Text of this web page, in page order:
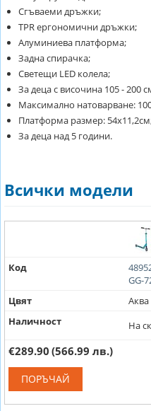
Сгъваеми дръжки;
TPR ергономични дръжки;
Алуминиева платформа;
Задна спирачка;
Светещи LED колела;
За деца с височина 105 - 200
Максимално натоварване:
Платформа размер:
За деца над 5 години.
Всички модели
Код
GG-
Цвят
Аква
Наличност
На
€289.90 (566.99 лв.)
ПОРЪЧАЙ